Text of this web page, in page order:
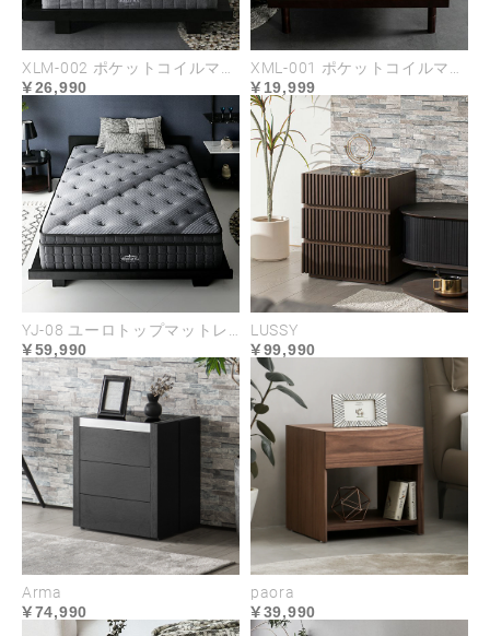
XLM-002 ポケットコイルマットレス
26,990
XML-001 ポケットコイルマットレス
19,999
YJ-08 ユーロトップマットレス
59,990
LUSSY
99,990
Arma
74,990
paora
39,990